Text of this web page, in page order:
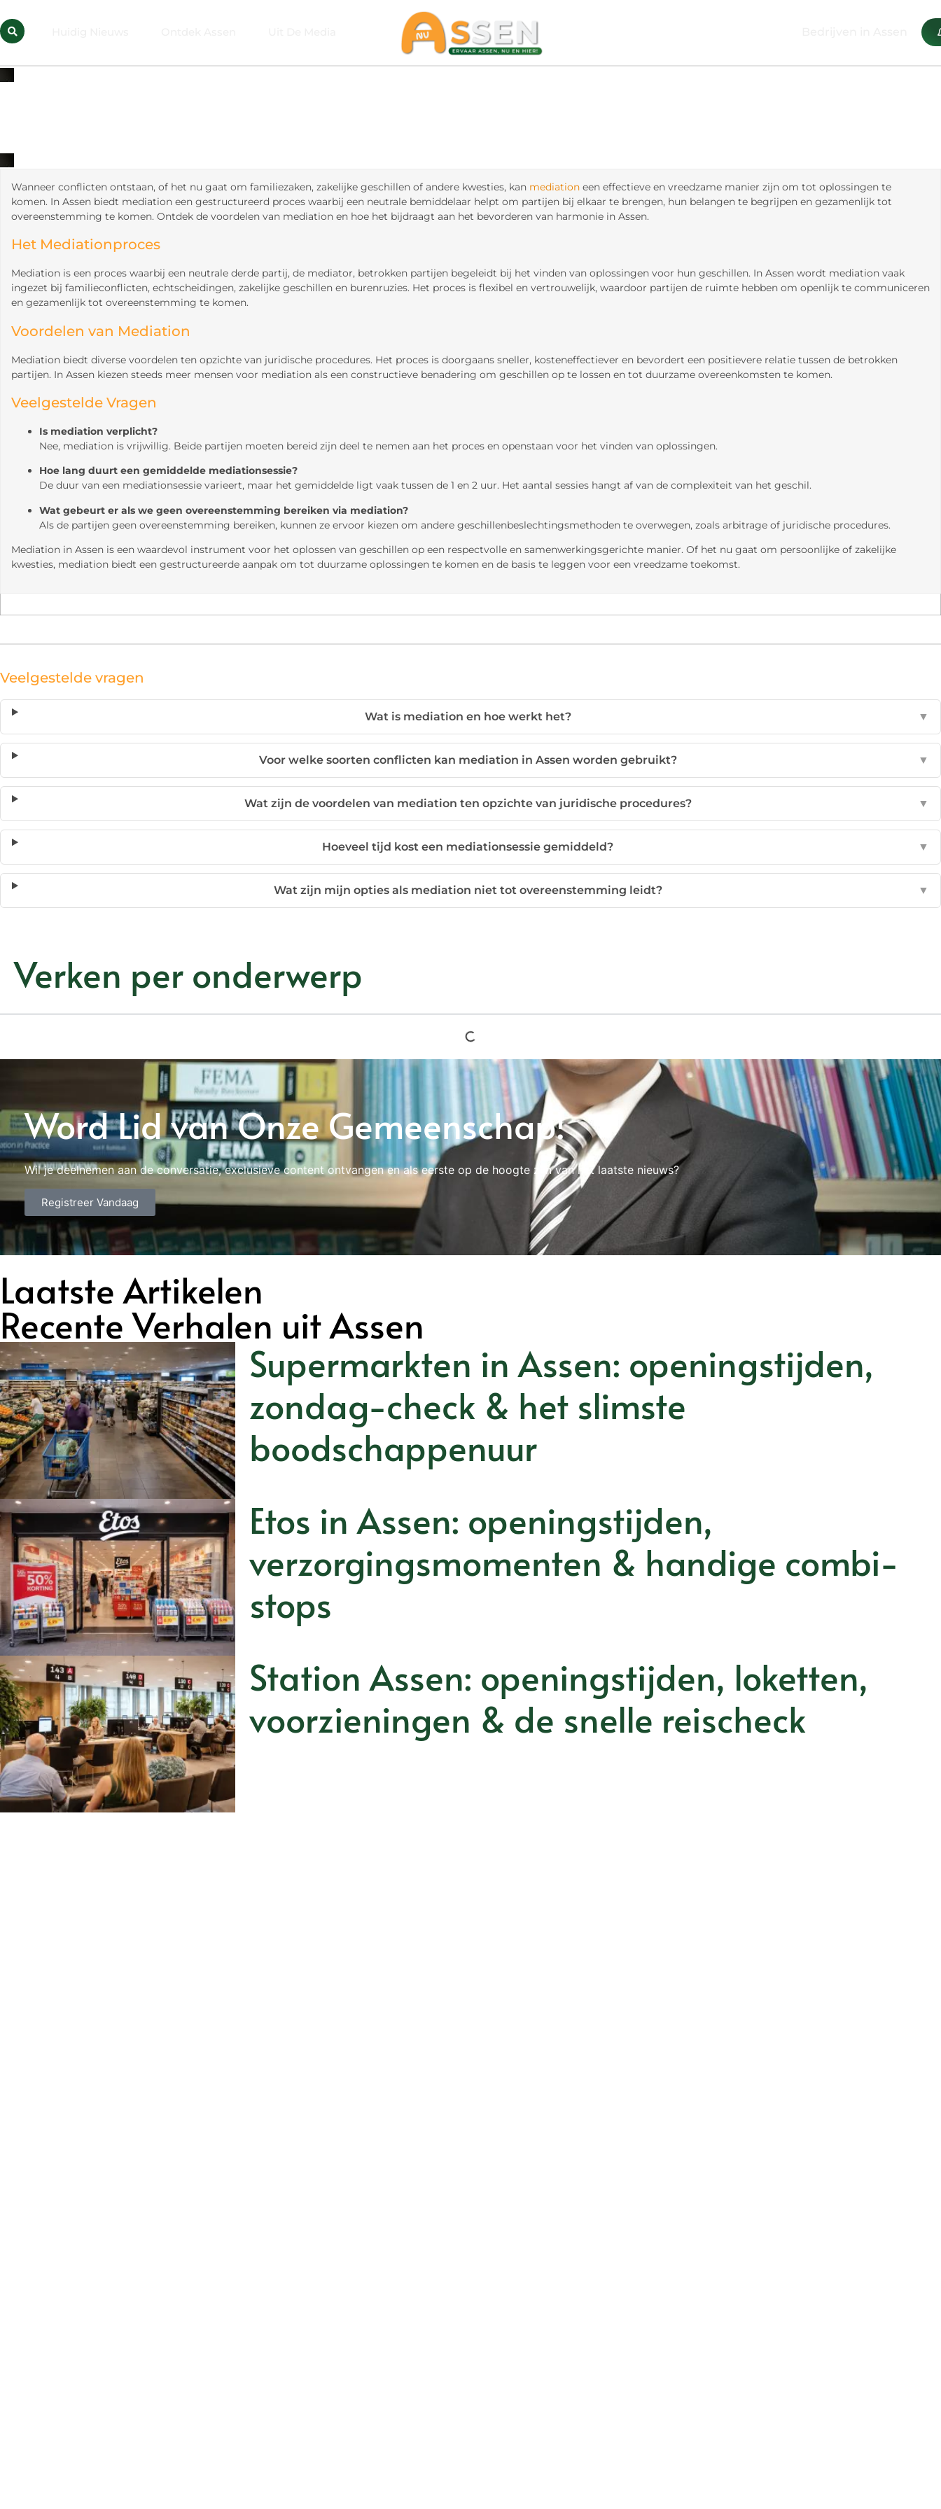
Wanneer conflicten ontstaan, of het nu gaat om familiezaken, zakelijke geschillen of andere kwesties, kan mediation een effectieve en vreedzame manier zijn om tot oplossingen te
komen. In Assen biedt mediation een gestructureerd proces waarbij een neutrale bemiddelaar helpt om partijen bij elkaar te brengen, hun belangen te begrijpen en gezamenlijk tot
overeenstemming te komen. Ontdek de voordelen van mediation en hoe het bijdraagt aan het bevorderen van harmonie in Assen.
Het Mediationproces
Mediation is een proces waarbij een neutrale derde partij, de mediator, betrokken partijen begeleidt bij het vinden van oplossingen voor hun geschillen. In Assen wordt mediation vaak
ingezet bij familieconflicten, echtscheidingen, zakelijke geschillen en burenruzies. Het proces is flexibel en vertrouwelijk, waardoor partijen de ruimte hebben om openlijk te communiceren
en gezamenlijk tot overeenstemming te komen.
Voordelen van Mediation
Mediation biedt diverse voordelen ten opzichte van juridische procedures. Het proces is doorgaans sneller, kosteneffectiever en bevordert een positievere relatie tussen de betrokken
partijen. In Assen kiezen steeds meer mensen voor mediation als een constructieve benadering om geschillen op te lossen en tot duurzame overeenkomsten te komen.
Veelgestelde Vragen
Is mediation verplicht?
Nee, mediation is vrijwillig. Beide partijen moeten bereid zijn deel te nemen aan het proces en openstaan voor het vinden van oplossingen.
Hoe lang duurt een gemiddelde mediationsessie?
De duur van een mediationsessie varieert, maar het gemiddelde ligt vaak tussen de 1 en 2 uur. Het aantal sessies hangt af van de complexiteit van het geschil.
Wat gebeurt er als we geen overeenstemming bereiken via mediation?
Als de partijen geen overeenstemming bereiken, kunnen ze ervoor kiezen om andere geschillenbeslechtingsmethoden te overwegen, zoals arbitrage of juridische procedures.
Mediation in Assen is een waardevol instrument voor het oplossen van geschillen op een respectvolle en samenwerkingsgerichte manier. Of het nu gaat om persoonlijke of zakelijke
kwesties, mediation biedt een gestructureerde aanpak om tot duurzame oplossingen te komen en de basis te leggen voor een vreedzame toekomst.
Veelgestelde vragen
Wat is mediation en hoe werkt het? ▼
Voor welke soorten conflicten kan mediation in Assen worden gebruikt? ▼
Wat zijn de voordelen van mediation ten opzichte van juridische procedures? ▼
Hoeveel tijd kost een mediationsessie gemiddeld? ▼
Wat zijn mijn opties als mediation niet tot overeenstemming leidt? ▼
Verken per onderwerp
Word Lid van Onze Gemeenschap!
Wil je deelnemen aan de conversatie, exclusieve content ontvangen en als eerste op de hoogte zijn van het laatste nieuws?
Registreer Vandaag
Laatste Artikelen
Recente Verhalen uit Assen
Supermarkten in Assen: openingstijden,
zondag-check & het slimste
boodschappenuur
Etos in Assen: openingstijden,
verzorgingsmomenten & handige combi-
stops
Station Assen: openingstijden, loketten,
voorzieningen & de snelle reischeck